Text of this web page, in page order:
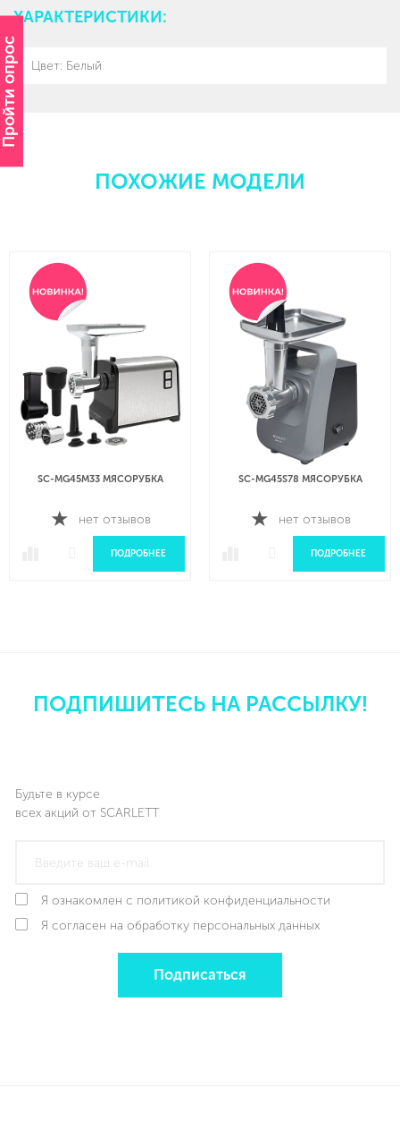
Пройти опрос
ХАРАКТЕРИСТИКИ:
Цвет: Белый
ПОХОЖИЕ МОДЕЛИ
SC-MG45M33 МЯСОРУБКА
нет отзывов
ПОДРОБНЕЕ
SC-MG45S78 МЯСОРУБКА
нет отзывов
ПОДРОБНЕЕ
ПОДПИШИТЕСЬ НА РАССЫЛКУ!
Будьте в курсе
всех акций от SCARLETT
Я ознакомлен с политикой конфиденциальности
Я согласен на обработку персональных данных
Подписаться